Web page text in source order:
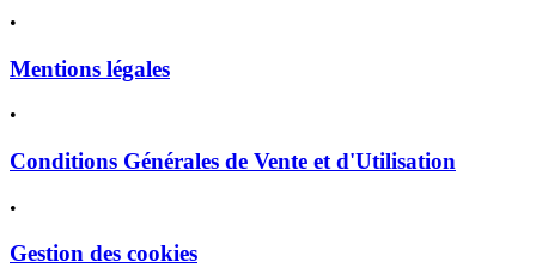
•
Mentions légales
•
Conditions Générales de Vente et d'Utilisation
•
Gestion des cookies